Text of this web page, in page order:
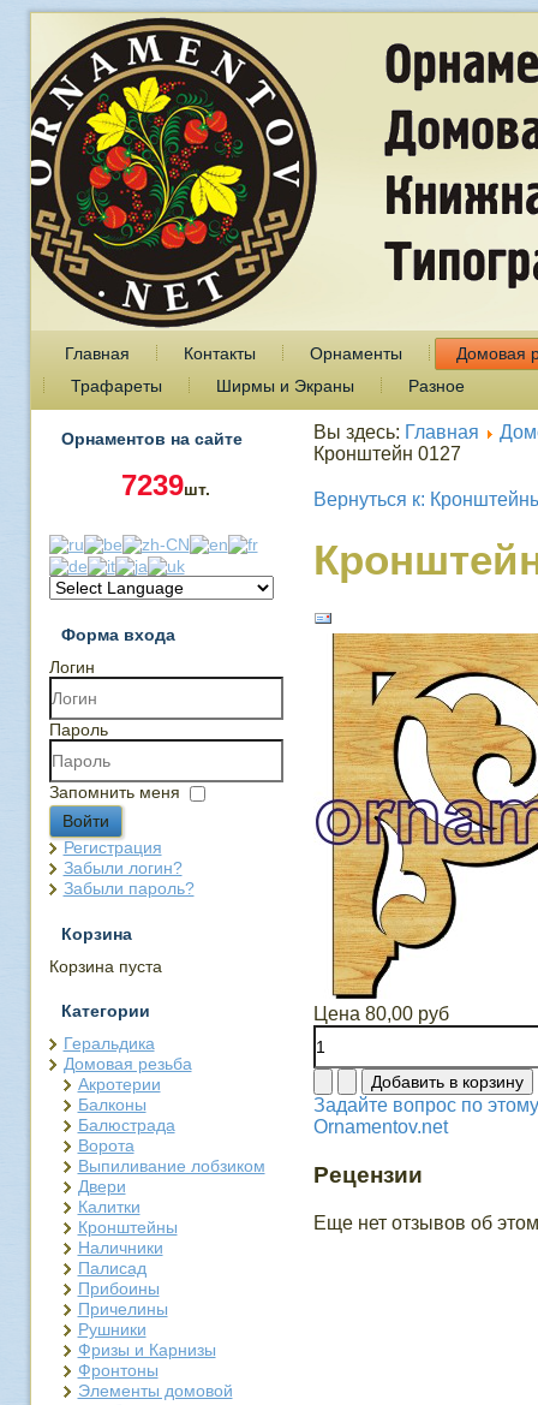
Главная Контакты Орнаменты
Домовая
Трафареты
Ширмы и Экраны Разное
Орнаментов на сайте
7239шт.
Форма входа
Логин
Пароль
Запомнить меня
Войти
Регистрация
Забыли логин?
Забыли пароль?
Корзина
Корзина пуста
Категории
Геральдика
Домовая резьба
Акротерии
Балконы
Балюстрада
Ворота
Выпиливание лобзиком
Двери
Калитки
Кронштейны
Наличники
Палисад
Прибоины
Причелины
Рушники
Фризы и Карнизы
Фронтоны
Элементы домовой
Вы здесь: Главная
Кронштейн 0127
Вернуться к:
Цена 80,00 руб
Задайте вопрос по
Ornamentov.net
Рецензии
Еще нет отзывов об